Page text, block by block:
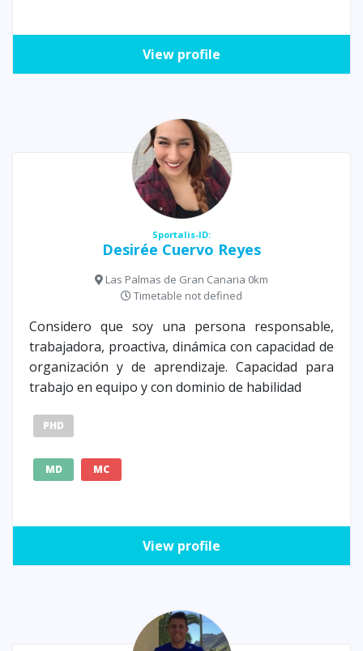
View profile
Sportalis-ID:
Desirée Cuervo Reyes
Las Palmas de Gran Canaria 0km
Timetable not defined
Considero que soy una persona responsable,
trabajadora, proactiva, dinámica con capacidad de
organización y de aprendizaje. Capacidad para
trabajo en equipo y con dominio de habilidad
PHD
MD MC
View profile